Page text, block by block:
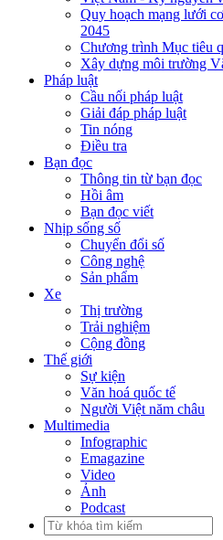
Quy hoạch mạng lưới
2045
Chương trình Mục tiêu
Xây dựng môi trường
Pháp luật
Cầu nối pháp luật
Giải đáp pháp luật
Tin nóng
Điều tra
Bạn đọc
Thông tin từ bạn đọc
Hồi âm
Bạn đọc viết
Nhịp sống số
Chuyển đổi số
Công nghệ
Sản phẩm
Xe
Thị trường
Trải nghiệm
Cộng đồng
Thế giới
Sự kiện
Văn hoá quốc tế
Người Việt năm châu
Multimedia
Infographic
Emagazine
Video
Ảnh
Podcast